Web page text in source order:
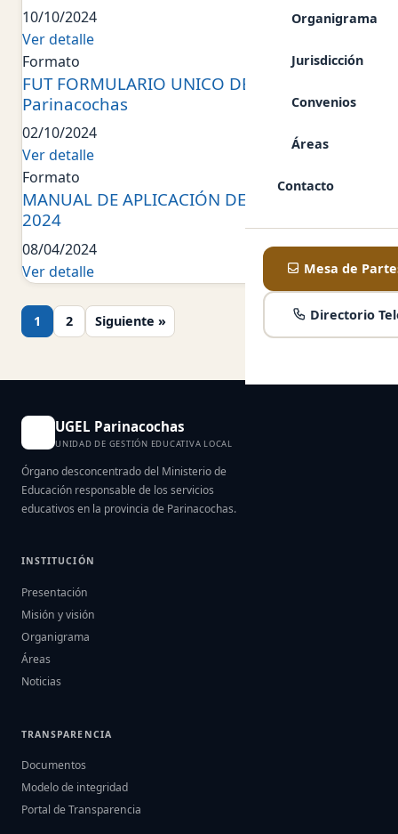
Organigrama
Jurisdicción
Convenios
Áreas
Contacto
Mesa de
Directorio
10/10/2024
Ver detalle
Formato
FUT FORMULARIO UNICO DE TRAMITE UGEL
Parinacochas
02/10/2024
Ver detalle
Formato
MANUAL DE APLICACIÓN DE LAS RÚBRICAS
2024
08/04/2024
Ver detalle
Paginación de entradas
1 2 Siguiente »
UGEL Parinacochas
UNIDAD DE GESTIÓN EDUCATIVA LOCAL
Órgano desconcentrado del Ministerio de
Educación responsable de los servicios
educativos en la provincia de Parinacochas.
INSTITUCIÓN
Presentación
Misión y visión
Organigrama
Áreas
Noticias
TRANSPARENCIA
Documentos
Modelo de integridad
Portal de Transparencia